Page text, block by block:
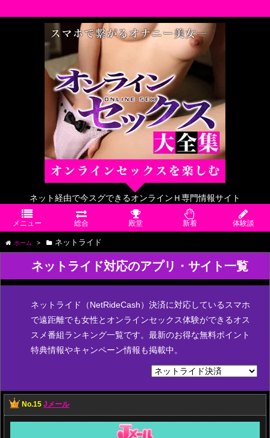
ネット経由で今スグできるオンラインＨ専門情報サイト
メニュー 総合 殿堂 新着 体験談
ホーム > ネットライド
ネットライド対応のアプリ・サイト一覧
ネットライド（NetRideCash）決済に対応しているスマホ
で遠距離でも女性とオンラインセックス体験ができるオス
スメ番組ランキング一覧です。最新のお得な無料ポイント
特典情報やキャンペーン情報も掲載中。
No.15 Jメール